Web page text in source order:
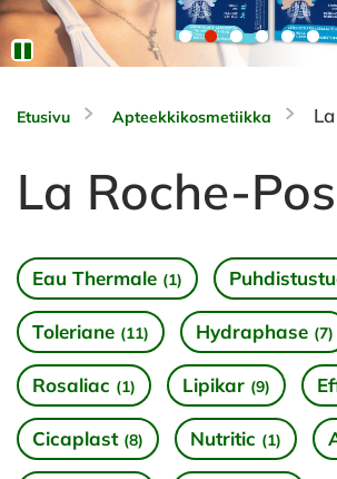
Etusivu Apteekkikosmetiikka
La Roche-
Eau Thermale (1)
Toleriane (11) Hydraphase (7)
Rosaliac (1) Lipikar (9)
Cicaplast (8) Nutritic (1)